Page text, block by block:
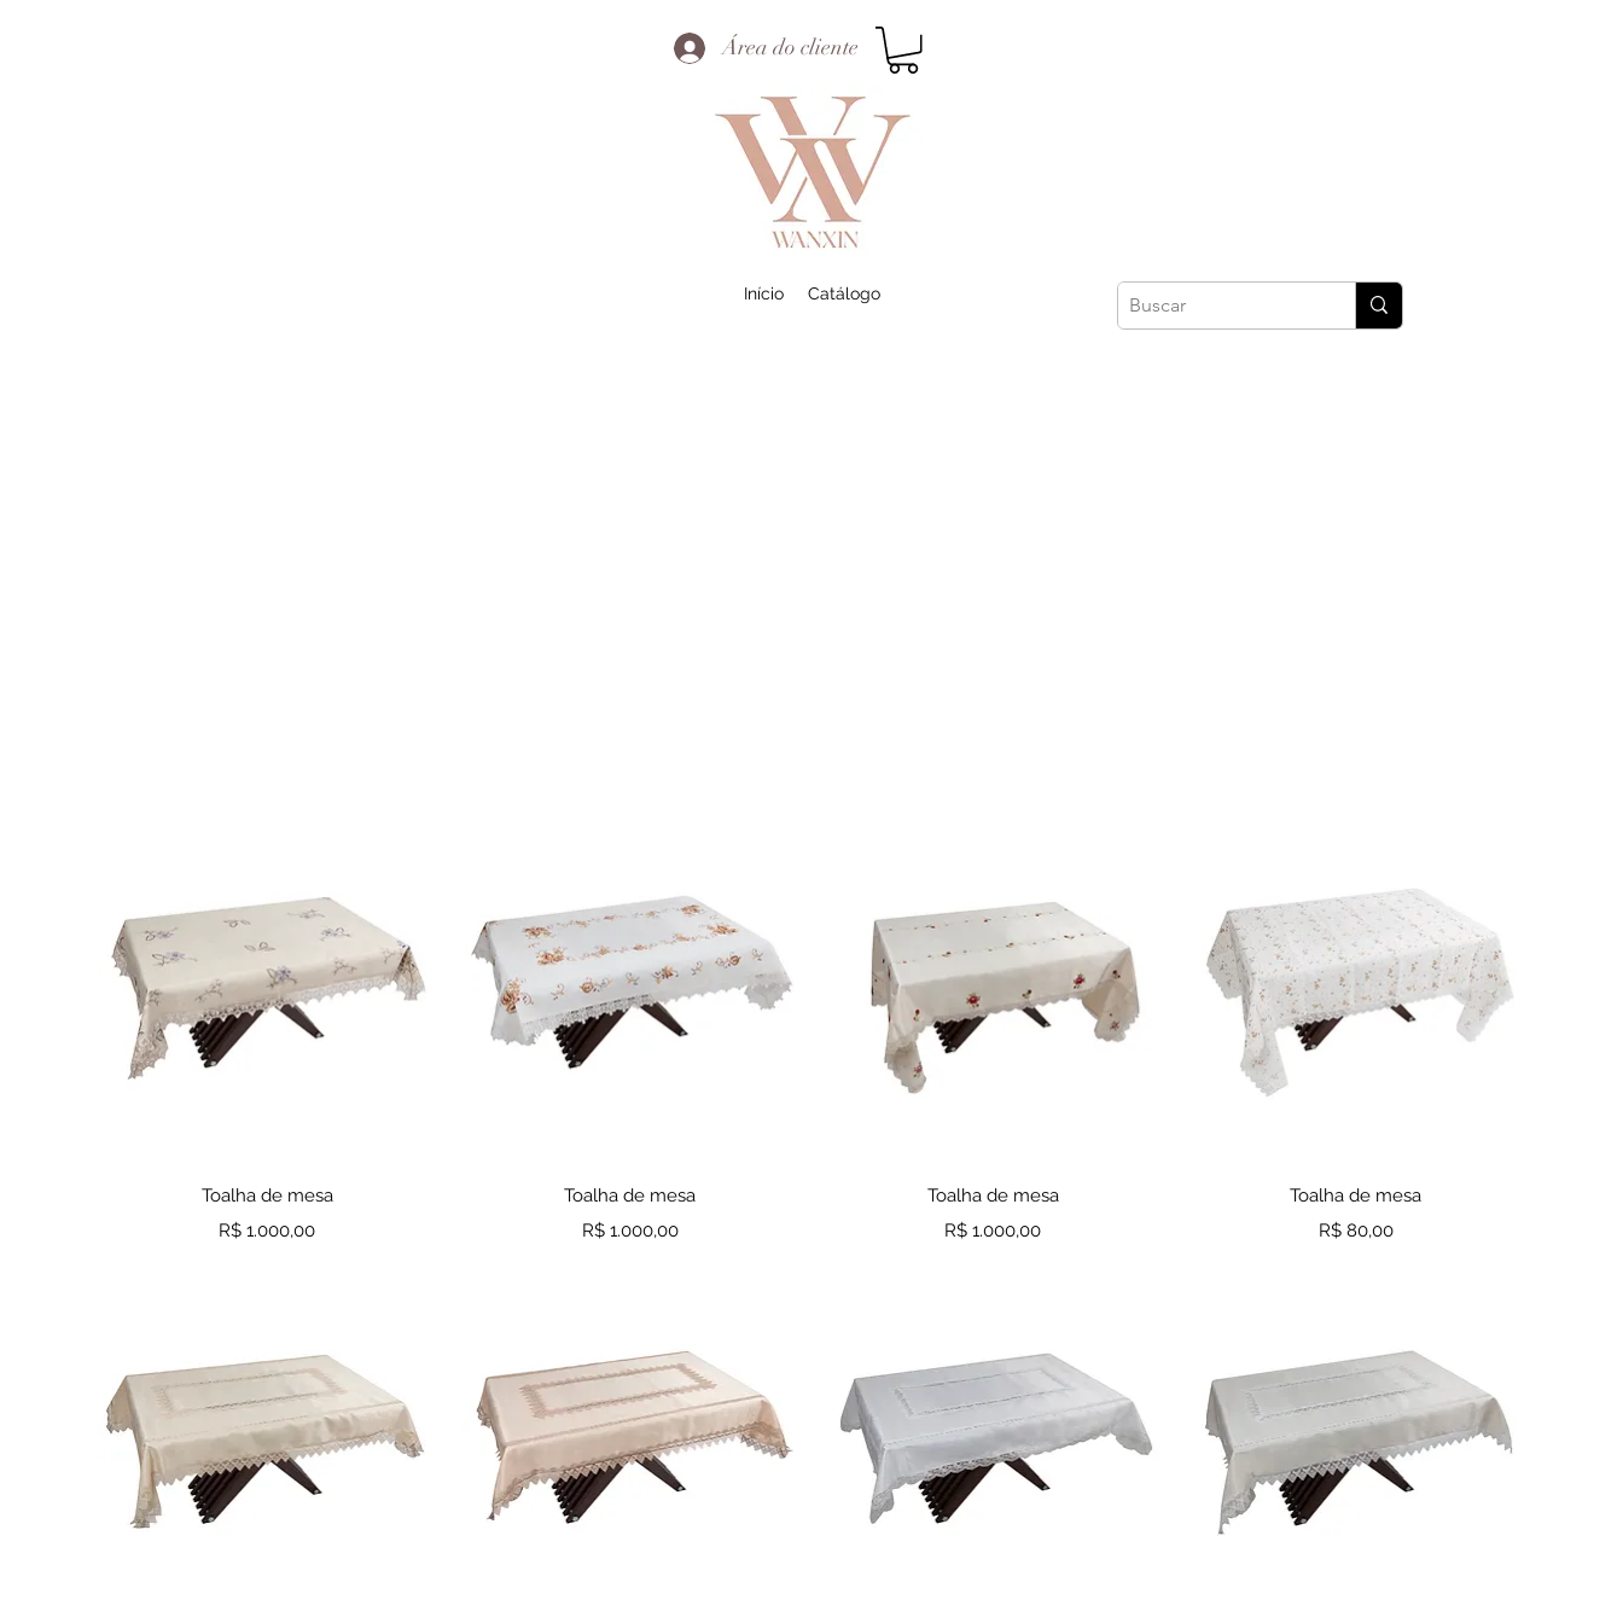
Área do cliente
Início Catálogo
Visualização rápida
Toalha de mesa
Preço
R$ 1.000,00
Visualização rápida
Toalha de mesa
Preço
R$ 1.000,00
Visualização rápida
Toalha de mesa
Preço
R$ 1.000,00
Visualização rápida
Toalha de mesa
Preço
R$ 80,00